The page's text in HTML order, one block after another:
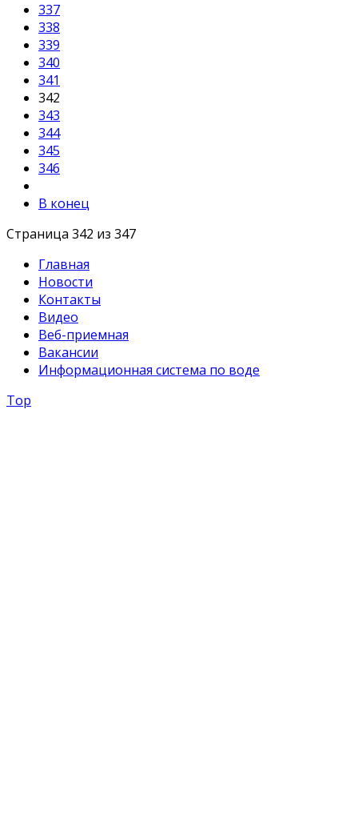
337
338
339
340
341
342
343
344
345
346
В конец
Страница 342 из 347
Главная
Новости
Контакты
Видео
Веб-приемная
Вакансии
Информационная система по воде
Top